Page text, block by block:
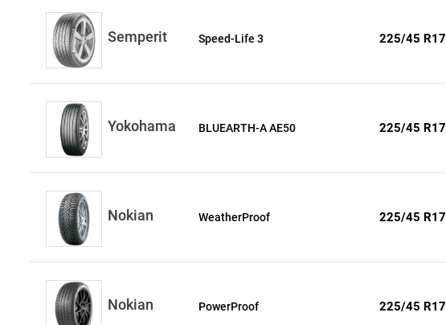
Semperit Speed-Life 3 225/45 R17
Yokohama BLUEARTH-A AE50 225/45 R17
Nokian WeatherProof 225/45 R17
Nokian PowerProof 225/45 R17